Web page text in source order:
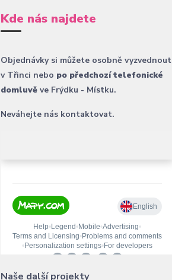
Kde nás najdete
Objednávky si můžete osobně vyzvednout
v Třinci nebo po předchozí telefonické
domluvě ve Frýdku - Místku.
Neváhejte nás kontaktovat.
Naše další projekty